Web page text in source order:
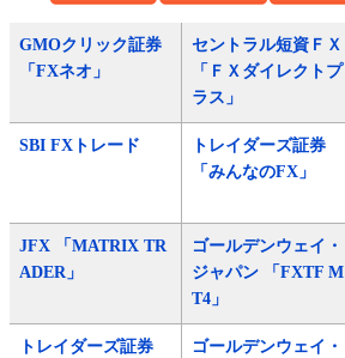
GMOクリック証券
「FXネオ」
セントラル短資ＦＸ
「ＦＸダイレクトプ
ラス」
SBI FXトレード
トレイダーズ証券
「みんなのFX」
JFX 「MATRIX TR
ADER」
ゴールデンウェイ・
ジャパン 「FXTF M
T4」
トレイダーズ証券
ゴールデンウェイ・